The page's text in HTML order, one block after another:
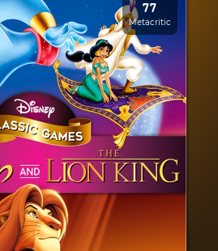
77
Metacritic